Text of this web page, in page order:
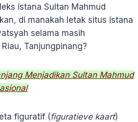
istana Sultan Mahmud
di manakah letak situs istana
selama masih
Tanjungpinang?
Menjadikan Sultan Mahmud
figuratif (figuratieve kaart)